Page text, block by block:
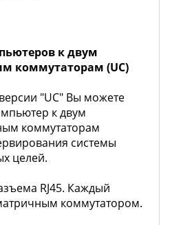
к двум
коммутаторам (UC)
"UC" Вы можете
к двум
коммутаторам
системы
целей.
RJ45. Каждый
коммутатором.